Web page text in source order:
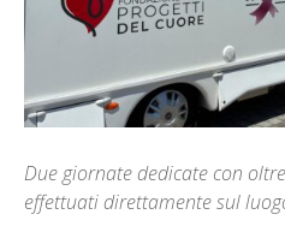
Due giornate dedicate con
effettuati direttamente sul